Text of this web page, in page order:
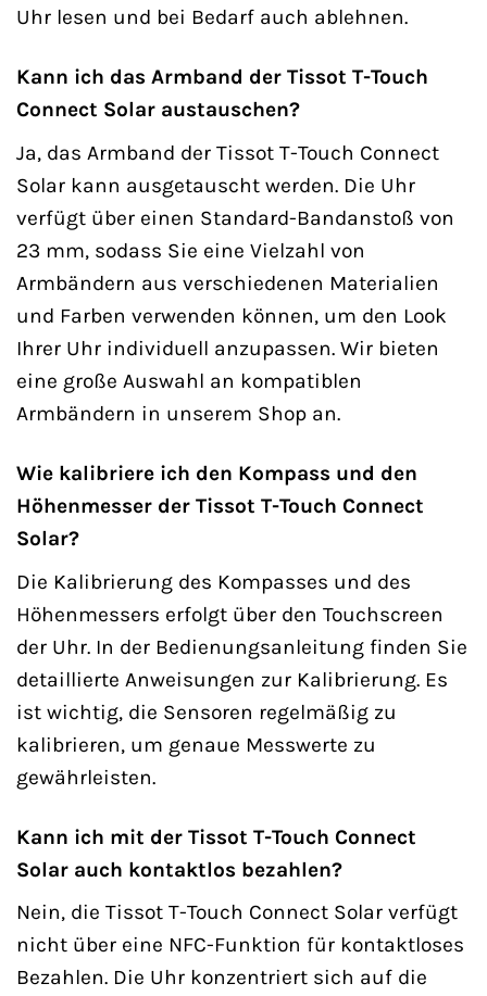
Uhr lesen und bei Bedarf auch ablehnen.
Kann ich das Armband der Tissot T-Touch
Connect Solar austauschen?
Ja, das Armband der Tissot T-Touch Connect
Solar kann ausgetauscht werden. Die Uhr
verfügt über einen Standard-Bandanstoß von
23 mm, sodass Sie eine Vielzahl von
Armbändern aus verschiedenen Materialien
und Farben verwenden können, um den Look
Ihrer Uhr individuell anzupassen. Wir bieten
eine große Auswahl an kompatiblen
Armbändern in unserem Shop an.
Wie kalibriere ich den Kompass und den
Höhenmesser der Tissot T-Touch Connect
Solar?
Die Kalibrierung des Kompasses und des
Höhenmessers erfolgt über den Touchscreen
der Uhr. In der Bedienungsanleitung finden Sie
detaillierte Anweisungen zur Kalibrierung. Es
ist wichtig, die Sensoren regelmäßig zu
kalibrieren, um genaue Messwerte zu
gewährleisten.
Kann ich mit der Tissot T-Touch Connect
Solar auch kontaktlos bezahlen?
Nein, die Tissot T-Touch Connect Solar verfügt
nicht über eine NFC-Funktion für kontaktloses
Bezahlen. Die Uhr konzentriert sich auf die